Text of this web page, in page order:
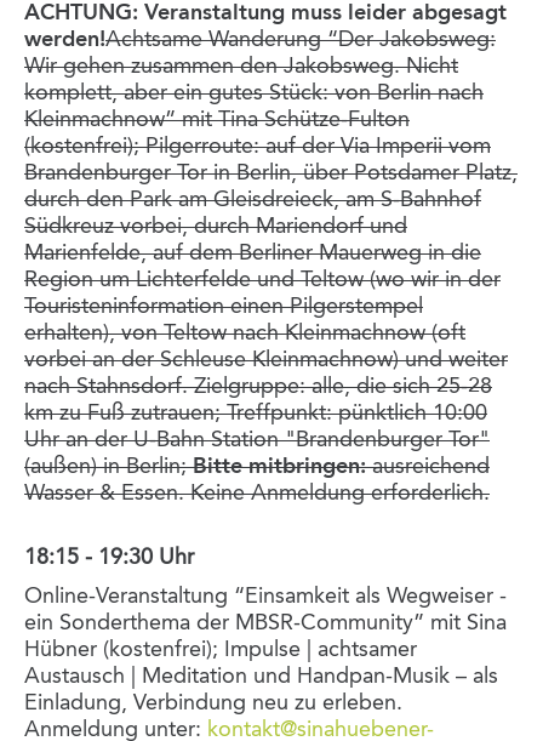
ACHTUNG: Veranstaltung muss leider abgesagt
werden!Achtsame Wanderung “Der Jakobsweg:
Wir gehen zusammen den Jakobsweg. Nicht
komplett, aber ein gutes Stück: von Berlin nach
Kleinmachnow” mit Tina Schütze-Fulton
(kostenfrei); Pilgerroute: auf der Via Imperii vom
Brandenburger Tor in Berlin, über Potsdamer Platz,
durch den Park am Gleisdreieck, am S-Bahnhof
Südkreuz vorbei, durch Mariendorf und
Marienfelde, auf dem Berliner Mauerweg in die
Region um Lichterfelde und Teltow (wo wir in der
Touristeninformation einen Pilgerstempel
erhalten), von Teltow nach Kleinmachnow (oft
vorbei an der Schleuse Kleinmachnow) und weiter
nach Stahnsdorf. Zielgruppe: alle, die sich 25-28
km zu Fuß zutrauen; Treffpunkt: pünktlich 10:00
Uhr an der U-Bahn Station "Brandenburger Tor"
(außen) in Berlin;Bitte mitbringen:ausreichend
Wasser & Essen. Keine Anmeldung erforderlich.
18:15 - 19:30 Uhr
Online-Veranstaltung “Einsamkeit als Wegweiser -
ein Sonderthema der MBSR-Community” mit Sina
Hübner (kostenfrei); Impulse | achtsamer
Austausch | Meditation und Handpan-Musik – als
Einladung, Verbindung neu zu erleben.
Anmeldung unter: kontakt@sinahuebener-